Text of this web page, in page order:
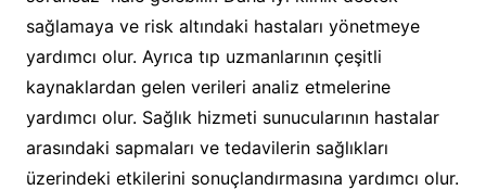
sağlamaya ve risk altındaki hastaları yönetmeye
yardımcı olur. Ayrıca tıp uzmanlarının çeşitli
kaynaklardan gelen verileri analiz etmelerine
yardımcı olur. Sağlık hizmeti sunucularının hastalar
arasındaki sapmaları ve tedavilerin sağlıkları
üzerindeki etkilerini sonuçlandırmasına yardımcı olur.